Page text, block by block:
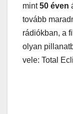
mint50 éven
tovább
rádiókban, a
olyan
vele: Total